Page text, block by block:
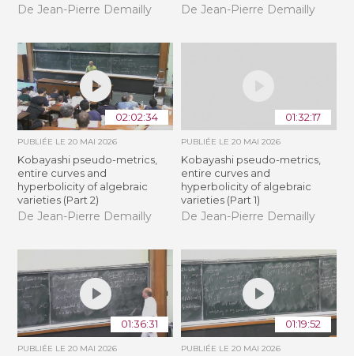
De Jean-Pierre Demailly De Jean-Pierre Demailly
02:02:34
PUBLIÉE LE20 MAI 2026
Kobayashi pseudo-metrics,
entire curves and
hyperbolicity of algebraic
varieties (Part 2)
De Jean-Pierre Demailly
01:32:17
PUBLIÉE LE 20 MAI 2026
Kobayashi pseudo-metrics,
entire curves and
hyperbolicity of algebraic
varieties (Part 1)
De Jean-Pierre Demailly
01:36:31
PUBLIÉE LE20 MAI 2026
01:19:52
PUBLIÉE LE 20 MAI 2026